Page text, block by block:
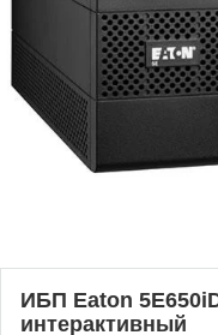
ИБП Eaton
интерактивный